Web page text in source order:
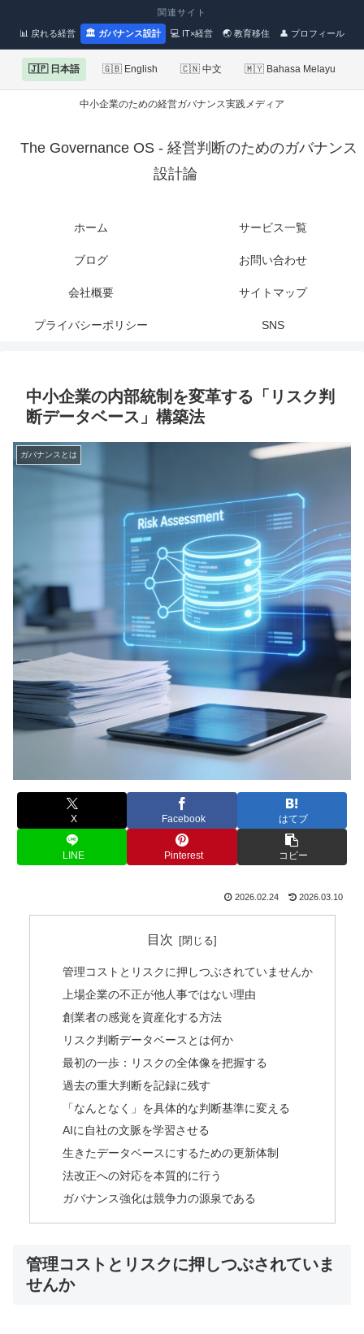
関連サイト
📊 戻れる経営 🏛 ガバナンス設計 💻 IT×経営 🌏 教育移住 👤 プロフィール
🇯🇵 日本語 🇬🇧 English 🇨🇳 中文 🇲🇾 Bahasa Melayu
中小企業のための経営ガバナンス実践メディア
The Governance OS - 経営判断のためのガバナンス
設計論
ホーム サービス一覧
ブログ お問い合わせ
会社概要 サイトマップ
プライバシーポリシー SNS
中小企業の内部統制を変革する「リスク判
断データベース」構築法
ガバナンスとは
X Facebook はてブ
LINE Pinterest コピー
2026.02.24 2026.03.10
目次
管理コストとリスクに押しつぶされていませんか
上場企業の不正が他人事ではない理由
創業者の感覚を資産化する方法
リスク判断データベースとは何か
最初の一歩：リスクの全体像を把握する
過去の重大判断を記録に残す
「なんとなく」を具体的な判断基準に変える
AIに自社の文脈を学習させる
生きたデータベースにするための更新体制
法改正への対応を本質的に行う
ガバナンス強化は競争力の源泉である
管理コストとリスクに押しつぶされていま
せんか